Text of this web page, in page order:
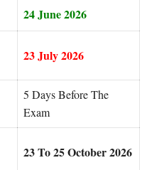
24 June 2026
23 July 2026
5 Days Before The
Exam
23 To 25 October 2026